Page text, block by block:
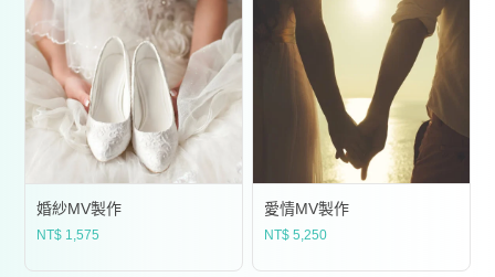
婚紗MV製作
NT$ 1,575
圍：
NT$ 1,575
愛情MV製作
NT$ 5,250